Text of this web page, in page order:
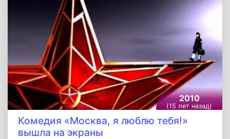
Кочетковский.
2010
(15 лет назад)
Комедия «Москва, я люблю тебя!»
вышла на экраны